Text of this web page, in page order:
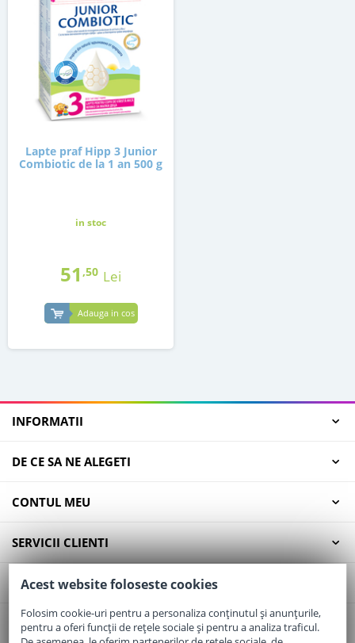
Lapte praf Hipp 3 Junior
Combiotic de la 1 an 500 g
in stoc
51 ,50 Lei
Adauga in cos
INFORMATII
DE CE SA NE ALEGETI
CONTUL MEU
SERVICII CLIENTI
CONTACT
Email:office@elaptepraf.ro
Acest website foloseste cookies
Folosim cookie-uri pentru a personaliza conținutul și anunțurile,
pentru a oferi funcții de rețele sociale și pentru a analiza traficul.